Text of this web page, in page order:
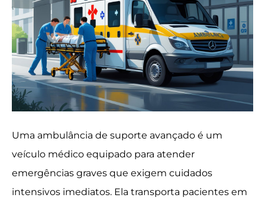
Uma ambulância de suporte avançado é um
veículo médico equipado para atender
emergências graves que exigem cuidados
intensivos imediatos. Ela transporta pacientes em